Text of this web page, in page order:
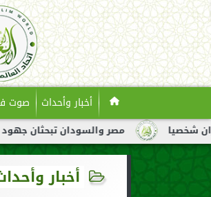
أخبار وأحداث صوت
مصر والسودان تبحثان جهود استعادة السلام
أخبار